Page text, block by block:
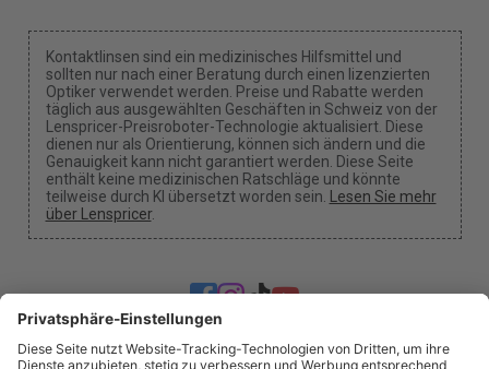
Kontaktlinsen sind ein medizinisches Hilfsmittel und
sollten nur nach einer Beratung durch einen lizenzierten
Optiker verwendet werden. Preise und Rabatte werden
täglich aus ausgewählten Geschäften in Schweiz von der
Lenspricer-Preisroboter-Technologie aktualisiert. Diese
dienen nur als Orientierung, können sich ändern und die
Genauigkeit kann nicht garantiert werden. Diese Seite
enthält keine medizinischen Ratschläge und könnte
teilweise durch KI übersetzt worden sein.
Lesen Sie mehr
über Lenspricer.
Cookie-Einstellungen